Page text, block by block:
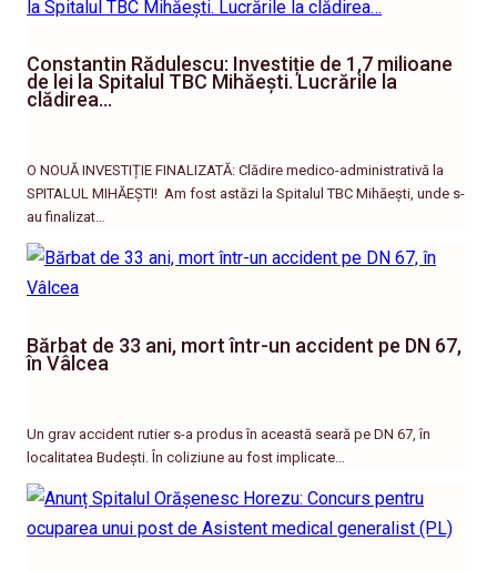
Constantin Rădulescu: Investiție de 1,7 milioane
de lei la Spitalul TBC Mihăești. Lucrările la
clădirea…
O NOUĂ INVESTIȚIE FINALIZATĂ: Clădire medico-administrativă la
SPITALUL MIHĂEȘTI! ​ Am fost astăzi la Spitalul TBC Mihăești, unde s-
au finalizat…
Bărbat de 33 ani, mort într-un accident pe DN 67,
în Vâlcea
Un grav accident rutier s-a produs în această seară pe DN 67, în
localitatea Budești. În coliziune au fost implicate…